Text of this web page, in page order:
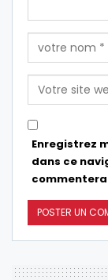
Enregistrez
dans ce